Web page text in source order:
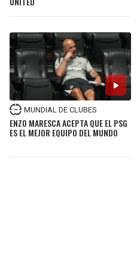
MUNDIAL DE CLUBES
ENZO MARESCA ACEPTA QUE EL PSG
ES EL MEJOR EQUIPO DEL MUNDO